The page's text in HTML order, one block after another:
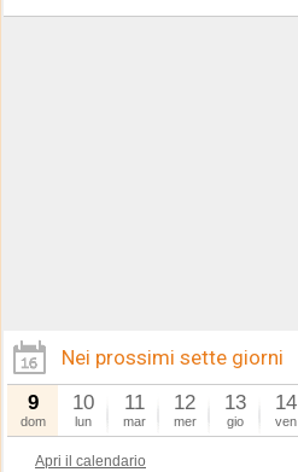
Nei prossimi sette giorni
9
dom
10
lun
11
mar
12
mer
13
gio
14
ven
Apri il calendario